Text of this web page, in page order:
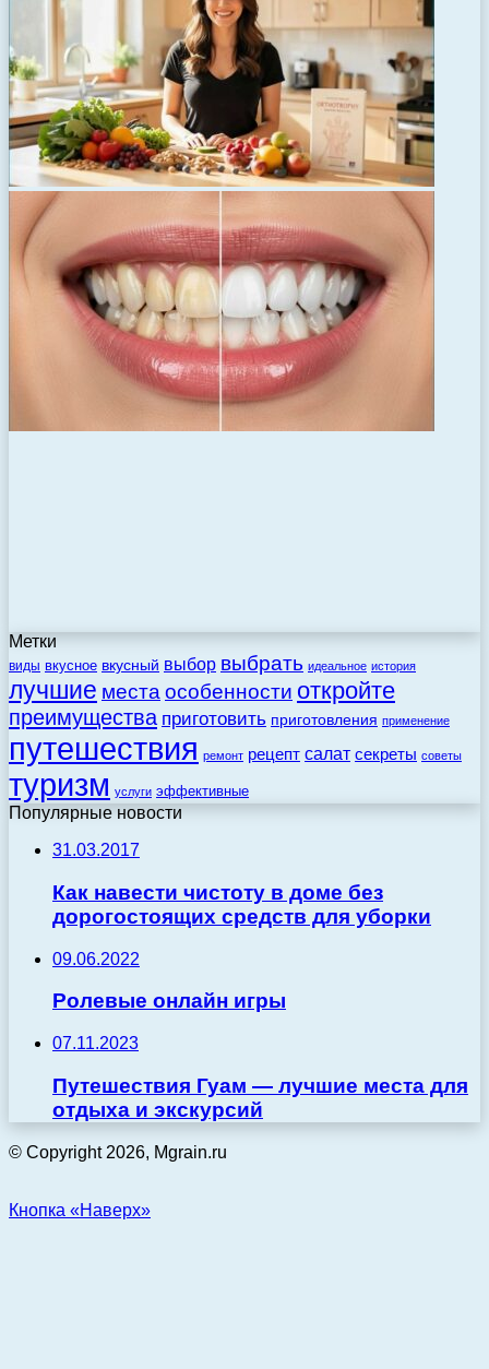
Метки
виды вкусное вкусный выбор выбрать идеальное история
лучшие места особенности откройте
преимущества приготовить приготовления применение
путешествия ремонт рецепт салат секреты советы
туризм услуги эффективные
Популярные новости
31.03.2017
Как навести чистоту в доме без
дорогостоящих средств для уборки
09.06.2022
Ролевые онлайн игры
07.11.2023
Путешествия Гуам — лучшие места для
отдыха и экскурсий
© Copyright 2026, Mgrain.ru
Кнопка «Наверх»